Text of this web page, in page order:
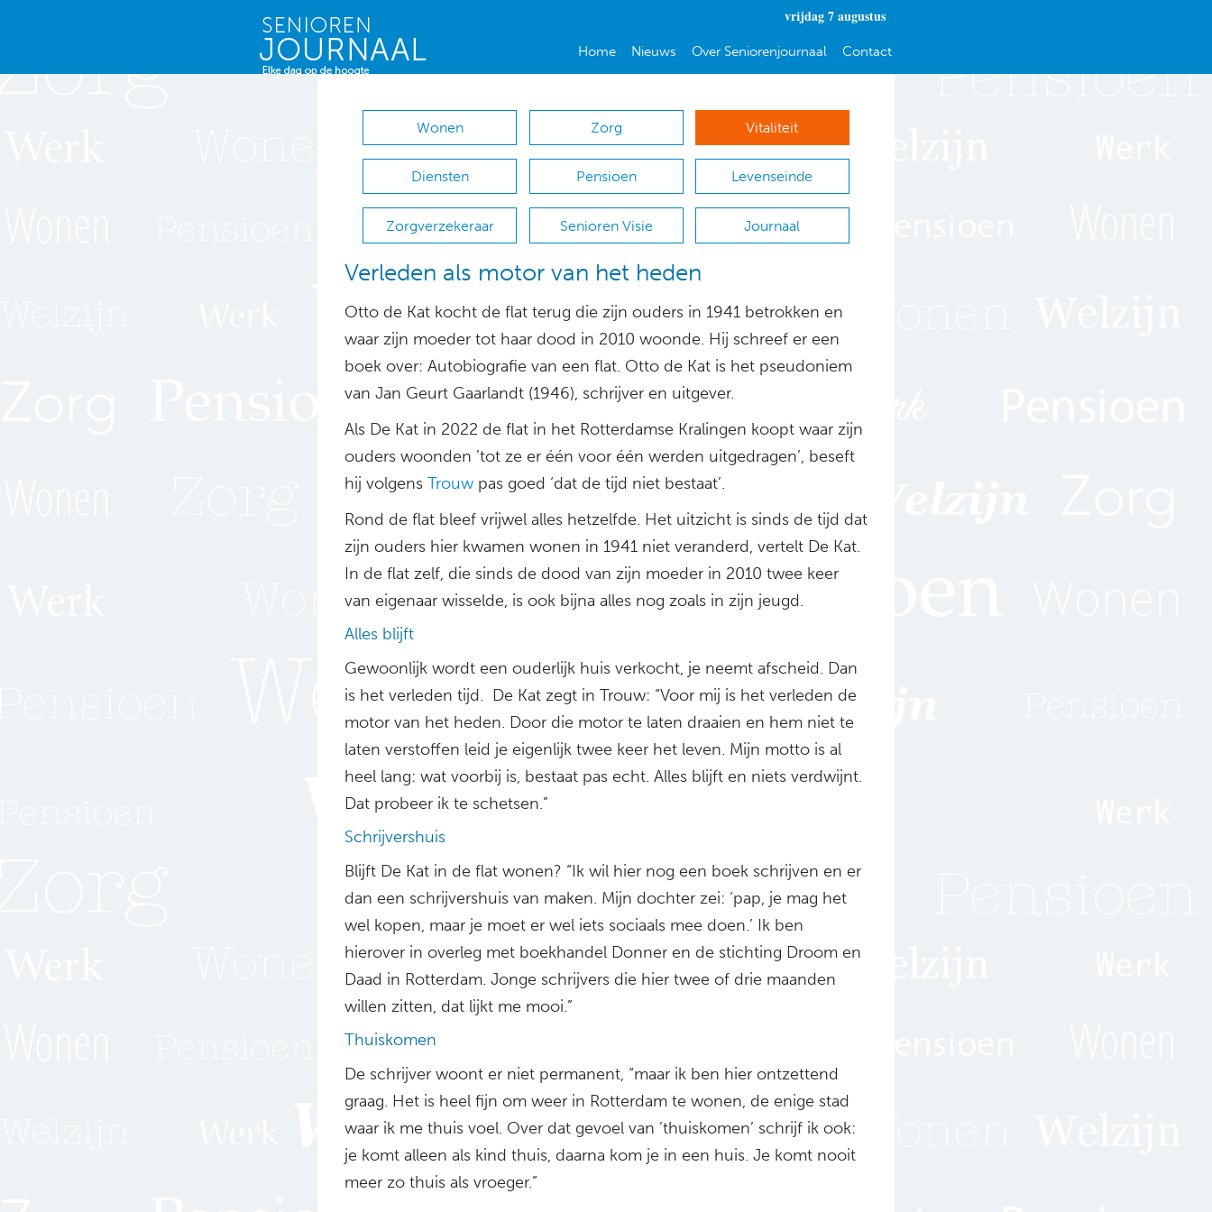
vrijdag 7 augustus
Home Nieuws Over Seniorenjournaal Contact
Wonen Zorg Vitaliteit
Diensten Pensioen Levenseinde
Zorgverzekeraar Senioren Visie Journaal
Verleden als motor van het heden
Otto de Kat kocht de flat terug die zijn ouders in 1941 betrokken en
waar zijn moeder tot haar dood in 2010 woonde. Hij schreef er een
boek over: Autobiografie van een flat. Otto de Kat is het pseudoniem
van Jan Geurt Gaarlandt (1946), schrijver en uitgever.
Als De Kat in 2022 de flat in het Rotterdamse Kralingen koopt waar zijn
ouders woonden ’tot ze er één voor één werden uitgedragen’, beseft
hij volgens Trouw pas goed ‘dat de tijd niet bestaat’.
Rond de flat bleef vrijwel alles hetzelfde. Het uitzicht is sinds de tijd dat
zijn ouders hier kwamen wonen in 1941 niet veranderd, vertelt De Kat.
In de flat zelf, die sinds de dood van zijn moeder in 2010 twee keer
van eigenaar wisselde, is ook bijna alles nog zoals in zijn jeugd.
Alles blijft
Gewoonlijk wordt een ouderlijk huis verkocht, je neemt afscheid. Dan
is het verleden tijd. De Kat zegt in Trouw: “Voor mij is het verleden de
motor van het heden. Door die motor te laten draaien en hem niet te
laten verstoffen leid je eigenlijk twee keer het leven. Mijn motto is al
heel lang: wat voorbij is, bestaat pas echt. Alles blijft en niets verdwijnt.
Dat probeer ik te schetsen.”
Schrijvershuis
Blijft De Kat in de flat wonen? “Ik wil hier nog een boek schrijven en er
dan een schrijvershuis van maken. Mijn dochter zei: ‘pap, je mag het
wel kopen, maar je moet er wel iets sociaals mee doen.’ Ik ben
hierover in overleg met boekhandel Donner en de stichting Droom en
Daad in Rotterdam. Jonge schrijvers die hier twee of drie maanden
willen zitten, dat lijkt me mooi.”
Thuiskomen
De schrijver woont er niet permanent, “maar ik ben hier ontzettend
graag. Het is heel fijn om weer in Rotterdam te wonen, de enige stad
waar ik me thuis voel. Over dat gevoel van ’thuiskomen’ schrijf ik ook:
je komt alleen als kind thuis, daarna kom je in een huis. Je komt nooit
meer zo thuis als vroeger.”